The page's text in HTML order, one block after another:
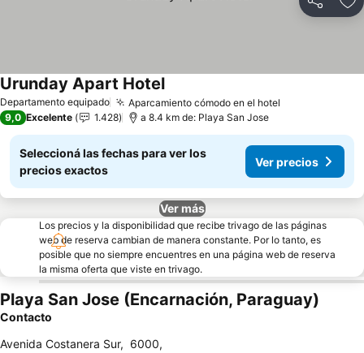
Compartir
Departamento equipado Aparcamiento cómodo en el hotel
Urunday Apart Hotel
9,0 Excelente 1.428 a 8.4 km de: Playa San Jose
Seleccioná las fechas para ver los
precios exactos
Ver precios
Ver más
Los precios y la disponibilidad que recibe trivago de las páginas
web de reserva cambian de manera constante. Por lo tanto, es
posible que no siempre encuentres en una página web de reserva
la misma oferta que viste en trivago.
Playa San Jose (Encarnación, Paraguay)
Contacto
Avenida Costanera Sur, 6000,